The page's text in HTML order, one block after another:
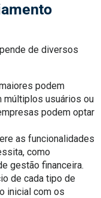
de diversos
podem
múltiplos usuários ou
podem optar
as funcionalidades
como
gestão financeira.
de cada tipo de
inicial com os